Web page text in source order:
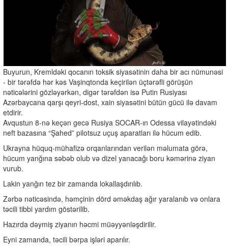
Buyurun, Kremldəki qocanın toksik siyasətinin daha bir acı nümunəsi
- bir tərəfdə hər kəs Vaşinqtonda keçirilən üçtərəfli görüşün
nəticələrini gözləyərkən, digər tərəfdən isə Putin Rusiyası
Azərbaycana qarşı qeyri-dost, xain siyasətini bütün gücü ilə davam
etdirir.
Avqustun 8-nə keçən gecə Rusiya SOCAR-ın Odessa vilayətindəki
neft bazasına “Şahed” pilotsuz uçuş aparatları ilə hücum edib.
Ukrayna hüquq-mühafizə orqanlarından verilən məlumata görə,
hücum yanğına səbəb olub və dizel yanacağı boru kəmərinə ziyan
vurub.
Lakin yanğın tez bir zamanda lokallaşdırılıb.
Zərbə nəticəsində, həmçinin dörd əməkdaş ağır yaralanıb və onlara
təcili tibbi yardım göstərilib.
Hazırda dəymiş ziyanın həcmi müəyyənləşdirilir.
Eyni zamanda, təcili bərpa işləri aparılır.